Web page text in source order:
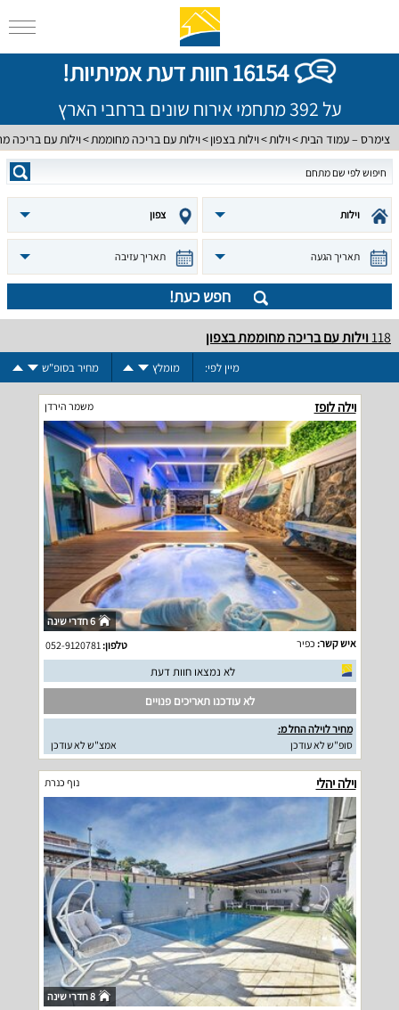
16154 חוות דעת אמיתיות!
על 392 מתחמי אירוח שונים ברחבי הארץ
צימרס – עמוד הבית וילות וילות בצפון וילות עם בריכה מחוממת וילות עם בריכה
וילות צפון
תאריך הגעה תאריך עזיבה
חפש כעת!
118וילות עם בריכה מחוממת בצפון
מיין לפי: מומלץ מחיר בסופ"ש
וילה לופז משמר הירדן
6 חדרי שינה
איש קשר: כפיר טלפון:
לא נמצאו חוות דעת
לא עודכנו תאריכים פנויים
מחיר לוילה החל מ:
סופ"ש לא עודכן
אמצ"ש לא עודכן
וילה יהלי נוף כנרת
8 חדרי שינה